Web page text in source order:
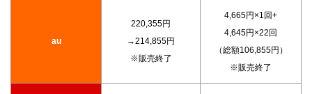
au
220,355円
→214,855円
※販売終了
4,665円×1回+
4,645円×22回
（総額106,855円）
※販売終了